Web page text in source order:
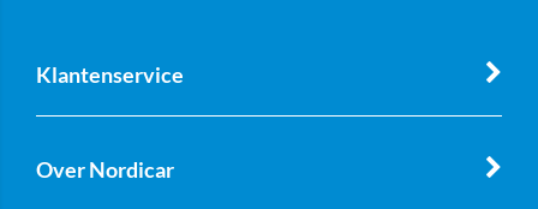
Klantenservice
Over Nordicar